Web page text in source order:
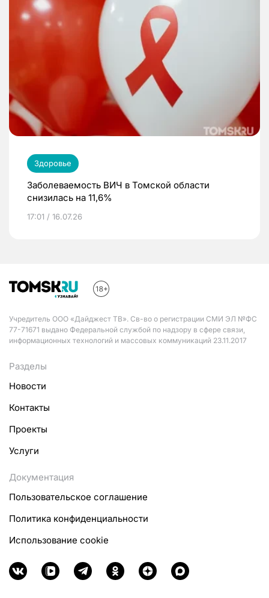
Здоровье
Заболеваемость ВИЧ в Томской области
снизилась на 11,6%
17:01 / 16.07.26
Учредитель ООО «Дайджест ТВ». Св-во о регистрации СМИ ЭЛ №ФС
77-71671 выдано Федеральной службой по надзору в сфере связи,
информационных технологий и массовых коммуникаций 23.11.2017
Разделы
Новости
Контакты
Проекты
Услуги
Документация
Пользовательское соглашение
Политика конфиденциальности
Использование cookie